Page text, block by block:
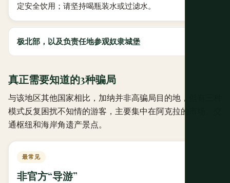
定安全饮用；请坚持喝瓶装水或过滤水。
极北部，以及负责任地参观奴隶城堡
真正需要知道的3种骗局
与该地区其他国家相比，加纳并非高骗局目的地，但有三种
模式反复困扰不知情的游客，主要集中在阿克拉的市场、交
通枢纽和海岸角遗产景点。
最常见
非官方“导游”